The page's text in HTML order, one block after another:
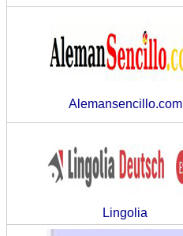
Alemansencillo.com
Lingolia